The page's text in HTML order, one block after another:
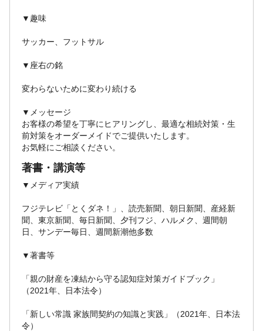
▼趣味
サッカー、フットサル
▼座右の銘
変わらないために変わり続ける
▼メッセージ
お客様の希望を丁寧にヒアリングし、最適な相続対策・生
前対策をオーダーメイドでご提供いたします。
お気軽にご相談ください。
著書・講演等
▼メディア実績
フジテレビ「とくダネ！」、読売新聞、朝日新聞、産経新
聞、東京新聞、毎日新聞、夕刊フジ、ハルメク、週間朝
日、サンデー毎日、週間新潮他多数
▼著書等
「親の財産を凍結から守る認知症対策ガイドブック」
（2021年、日本法令）
「新しい常識 家族間契約の知識と実践」（2021年、日本法
令）